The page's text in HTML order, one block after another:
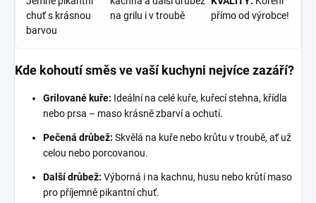
chuť s krásnou
barvou
na grilu i v troubě
přímo od výrobce!
Kde kohoutí směs ve vaší kuchyni nejvíce zazáří?
Grilované kuře: Ideální na celé kuře, kuřecí stehna, křídla
nebo prsa – maso krásně zbarví a ochutí.
Pečená drůbež: Skvělá na kuře nebo krůtu v troubě, ať už
celou nebo porcovanou.
Další drůbež: Výborná i na kachnu, husu nebo krůtí maso
pro příjemně pikantní chuť.